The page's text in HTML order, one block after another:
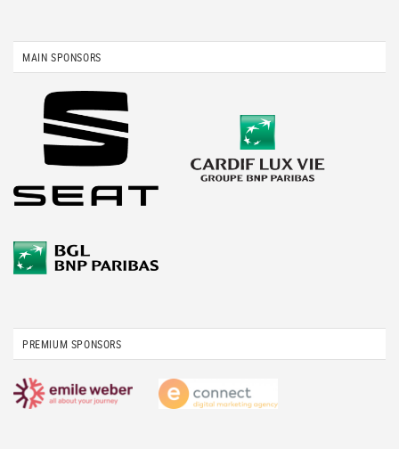
MAIN SPONSORS
PREMIUM SPONSORS